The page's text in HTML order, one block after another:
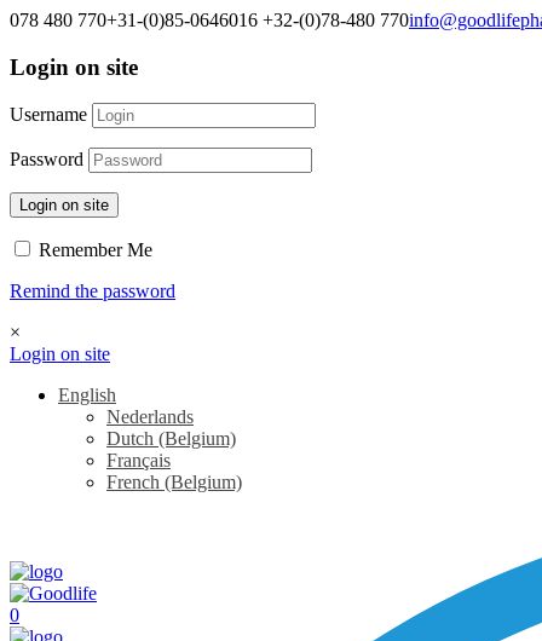
078 480 770+31-(0)85-0646016 +32-(0)78-480 770
Login on site
Username
Password
Login on site
Remember Me
Remind the password
×
Login on site
English
Nederlands
Dutch (Belgium)
Français
French (Belgium)
0